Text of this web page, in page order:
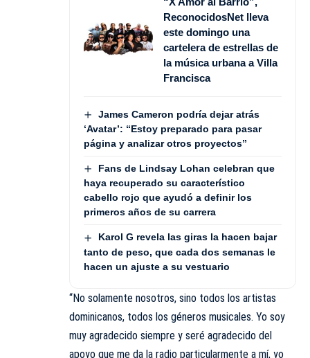
ReconocidosNet lleva
este domingo una
cartelera de estrellas de
la música urbana a Villa
Francisca
James Cameron podría dejar atrás
‘Avatar’: “Estoy preparado para pasar
página y analizar otros proyectos”
Fans de Lindsay Lohan celebran que
haya recuperado su característico
cabello rojo que ayudó a definir los
primeros años de su carrera
Karol G revela las giras la hacen bajar
tanto de peso, que cada dos semanas le
hacen un ajuste a su vestuario
“No solamente nosotros, sino todos los artistas
dominicanos, todos los géneros musicales. Yo soy
muy agradecido siempre y seré agradecido del
apoyo que me da la radio particularmente a mí, yo